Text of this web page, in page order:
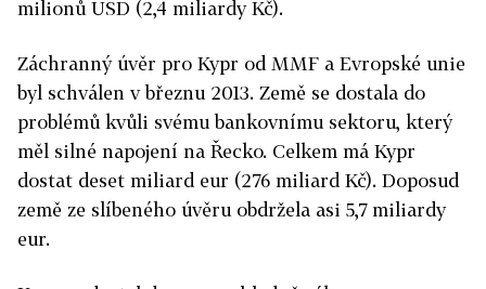
milionů USD (2,4 miliardy Kč).
Záchranný úvěr pro Kypr od MMF a Evropské unie
byl schválen v březnu 2013. Země se dostala do
problémů kvůli svému bankovnímu sektoru, který
měl silné napojení na Řecko. Celkem má Kypr
dostat deset miliard eur (276 miliard Kč). Doposud
země ze slíbeného úvěru obdržela asi 5,7 miliardy
eur.